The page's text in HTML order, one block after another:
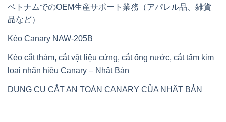
ベトナムでのOEM生産サポート業務（アパレル品、雑貨
品など）
Kéo Canary NAW-205B
Kéo cắt thảm, cắt vật liệu cứng, cắt ống nước, cắt tấm kim
loại nhãn hiệu Canary – Nhật Bản
DỤNG CỤ CẮT AN TOÀN CANARY CỦA NHẬT BẢN